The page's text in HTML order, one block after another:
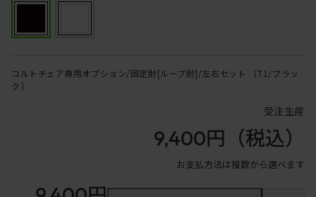
コルトチェア専用オプション/固定肘[ループ肘]/左右セット ［T1/ブラッ
ク］
受注生産
9,400円 （税込）
お支払方法は複数から選べます